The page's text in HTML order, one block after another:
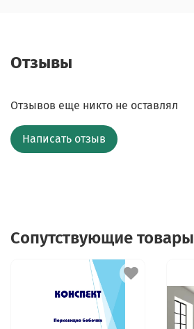
Отзывы
Отзывов еще никто не оставлял
Написать отзыв
Сопутствующие товары